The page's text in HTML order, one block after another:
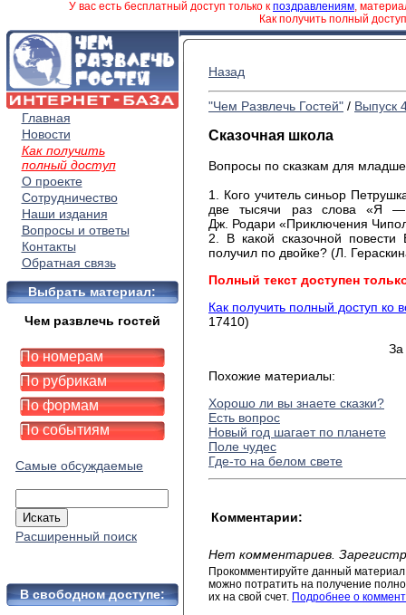
У вас есть бесплатный доступ только к поздравлениям,
Как получить полный
Главная
Новости
Как получить
полный доступ
О проекте
Сотрудничество
Наши издания
Вопросы и ответы
Контакты
Обратная связь
Выбрать материал:
Чем развлечь гостей
По номерам
По рубрикам
По формам
По событиям
Самые обсуждаемые
Расширенный поиск
В свободном доступе:
Назад
"Чем Развлечь Гостей" / Выпуск
Сказочная школа
Вопросы по сказкам для
1. Кого учитель синьор
две тысячи раз слова «Я —
Дж. Родари «Приключения
2. В какой сказочной
получил по двойке? (Л.
Полный текст доступен
Как получить полный доступ ко
17410)
За
Похожие материалы:
Хорошо ли вы знаете сказки?
Есть вопрос
Новый год шагает по планете
Поле чудес
Где-то на белом свете
Комментарии:
Нет комментариев.
Прокомментируйте данный
можно потратить на получение
их на свой счет. Подробнее о